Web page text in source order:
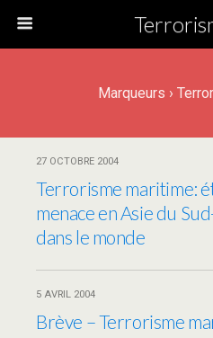
Marqueurs ›
27 OCTOBRE 2004
Terrorisme maritime:
menace en Asie du
dans le monde
5 AVRIL 2004
Brève – Terrorisme